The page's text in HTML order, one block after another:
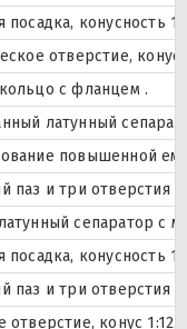
посадка, конусность
отверстие,
с фланцем .
латунный
повышенной
паз и три
сепаратор с
посадка, конусность
паз и три
отверстие, конус